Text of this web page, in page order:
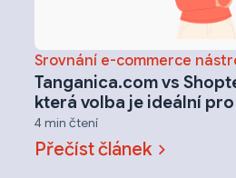
Srovnání e-commerce
Tanganica.com vs
která volba je ideální
4 min čtení
Přečíst článek